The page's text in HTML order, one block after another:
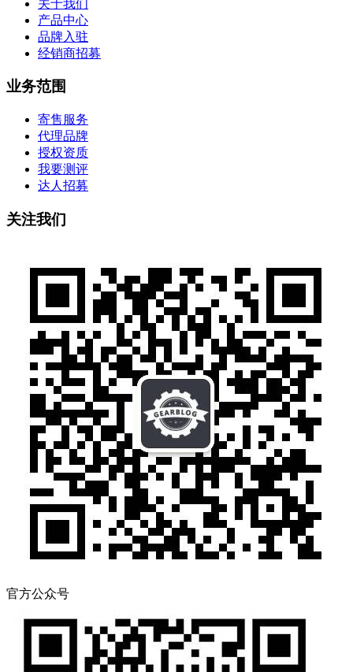
关于我们
产品中心
品牌入驻
经销商招募
业务范围
寄售服务
代理品牌
授权资质
我要测评
达人招募
关注我们
官方公众号